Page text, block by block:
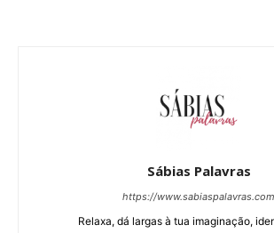
Sábias Palavras
https://www.sabiaspalavras.com
Relaxa, dá largas à tua imaginação,